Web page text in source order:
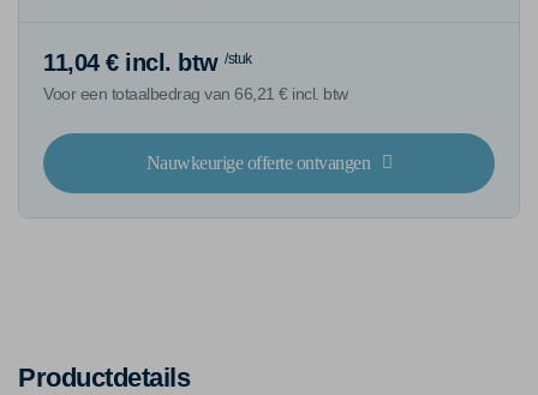
11,04 € incl. btw /stuk
Voor een totaalbedrag van 66,21 € incl. btw
Nauwkeurige offerte ontvangen
Productdetails